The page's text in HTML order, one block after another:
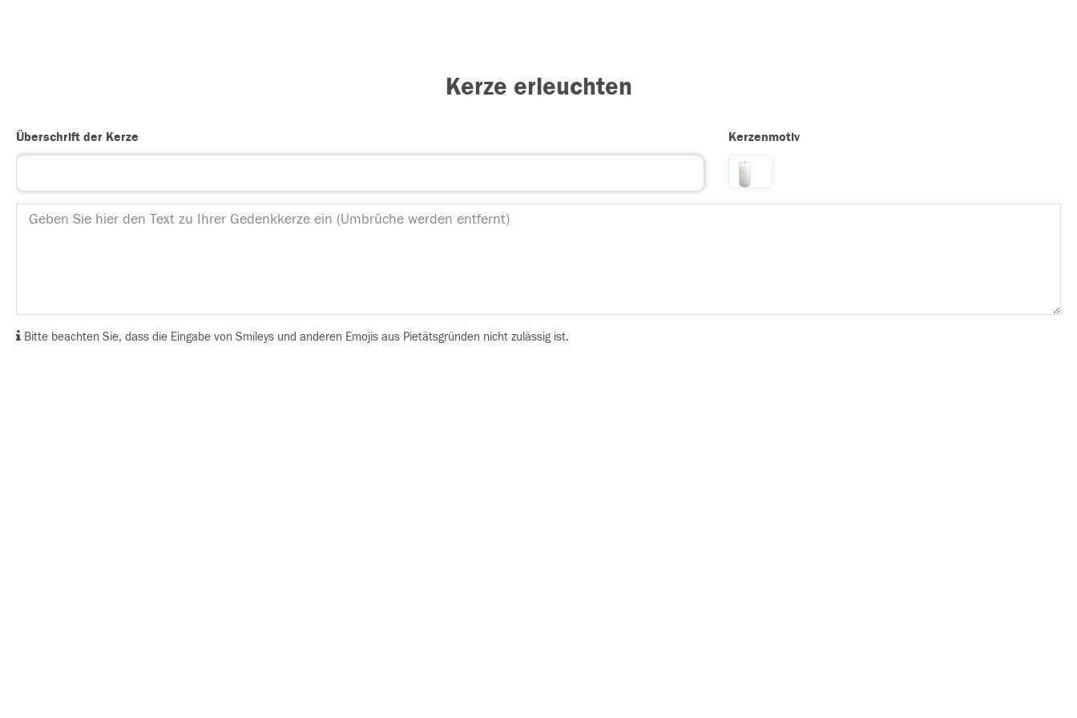
Kerze erleuchten
Überschrift der Kerze Kerzenmotiv
Bitte beachten Sie, dass die Eingabe von Smileys und anderen Emojis aus Pietätsgründen nicht zulässig ist.